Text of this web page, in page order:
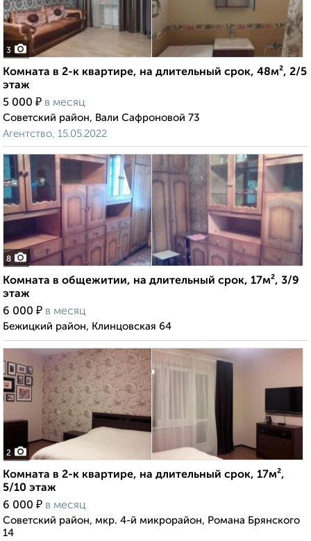
3
Комната в 2-к квартире, на длительный срок, 48м², 2/5
этаж
5 000 ₽ в месяц
Советский район, Вали Сафроновой 73
Агентство, 15.05.2022
8
Комната в общежитии, на длительный срок, 17м², 3/9
этаж
6 000 ₽ в месяц
Бежицкий район, Клинцовская 64
2
Комната в 2-к квартире, на длительный срок, 17м²,
5/10 этаж
6 000 ₽ в месяц
Советский район, мкр. 4-й микрорайон, Романа Брянского
14